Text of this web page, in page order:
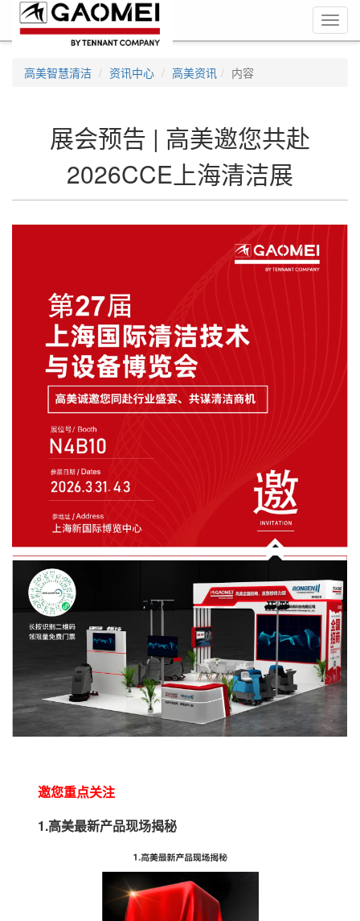
高美智慧清洁 资讯中心 高美资讯 内容
展会预告 | 高美邀您共赴
2026CCE上海清洁展
邀您重点关注
1.高美最新产品现场揭秘